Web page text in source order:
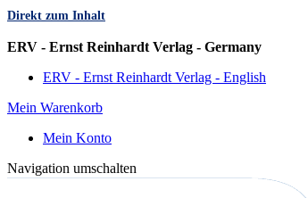
Direkt zum Inhalt
ERV - Ernst Reinhardt Verlag - Germany
ERV - Ernst Reinhardt Verlag - English
Mein Warenkorb
Mein Konto
Navigation umschalten